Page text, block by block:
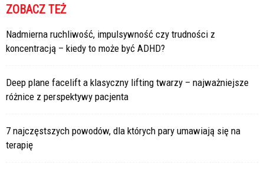
ZOBACZ TEŻ
Nadmierna ruchliwość, impulsywność czy trudności z
koncentracją – kiedy to może być ADHD?
Deep plane facelift a klasyczny lifting twarzy – najważniejsze
różnice z perspektywy pacjenta
7 najczęstszych powodów, dla których pary umawiają się na
terapię